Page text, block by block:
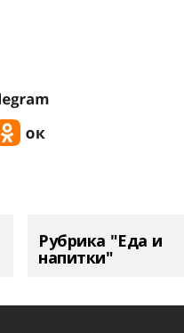
Рубрика "Еда и
напитки"